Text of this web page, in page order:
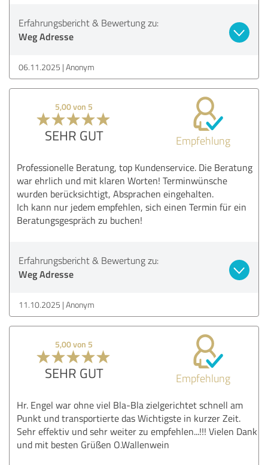
Erfahrungsbericht & Bewertung zu:
Weg Adresse
06.11.2025 Anonym
5,00 von 5
SEHR GUT Empfehlung
Professionelle Beratung, top Kundenservice. Die Beratung
war ehrlich und mit klaren Worten! Terminwünsche
wurden berücksichtigt, Absprachen eingehalten.
Ich kann nur jedem empfehlen, sich einen Termin für ein
Beratungsgespräch zu buchen!
Erfahrungsbericht & Bewertung zu:
Weg Adresse
11.10.2025 Anonym
5,00 von 5
SEHR GUT Empfehlung
Hr. Engel war ohne viel Bla-Bla zielgerichtet schnell am
Punkt und transportierte das Wichtigste in kurzer Zeit.
Sehr effektiv und sehr weiter zu empfehlen...!!! Vielen Dank
und mit besten Grüßen O.Wallenwein